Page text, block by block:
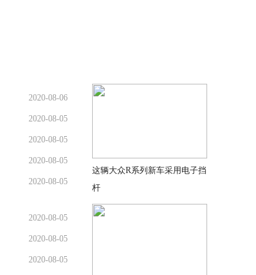
2020-08-06
2020-08-05
2020-08-05
2020-08-05
2020-08-05
2020-08-05
2020-08-05
2020-08-05
这辆大众R系列新车采用电子挡
杆